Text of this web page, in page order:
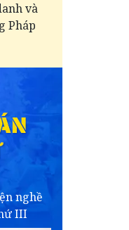
và
Pháp
nghề
III